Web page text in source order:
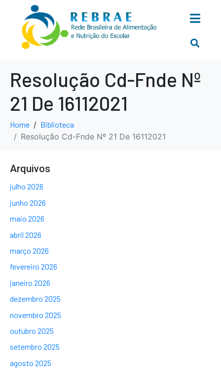
Resolução Cd-Fnde Nº
21 De 16112021
Home Biblioteca
Resolução Cd-Fnde Nº 21 De 16112021
Arquivos
julho 2026
junho 2026
maio 2026
abril 2026
março 2026
fevereiro 2026
janeiro 2026
dezembro 2025
novembro 2025
outubro 2025
setembro 2025
agosto 2025